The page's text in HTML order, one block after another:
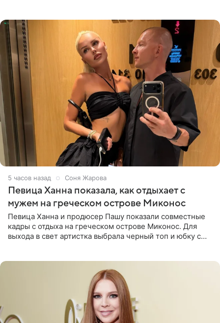
5 часов назад Соня Жарова
Певица Ханна показала, как отдыхает с
мужем на греческом острове Миконос
Певица Ханна и продюсер Пашу показали совместные
кадры с отдыха на греческом острове Миконос. Для
выхода в свет артистка выбрала черный топ и юбку с